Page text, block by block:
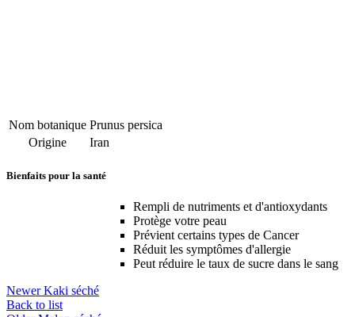
Nom botanique Prunus persica
Origine
Iran
Bienfaits pour la santé
Rempli de nutriments et d'antioxydants
Protège votre peau
Prévient certains types de Cancer
Réduit les symptômes d'allergie
Peut réduire le taux de sucre dans le sang
Newer Kaki séché
Back to list